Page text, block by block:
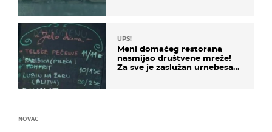
UPS!
Meni domaćeg restorana
nasmijao društvene mreže!
Za sve je zaslužan urnebesan
NOVAC